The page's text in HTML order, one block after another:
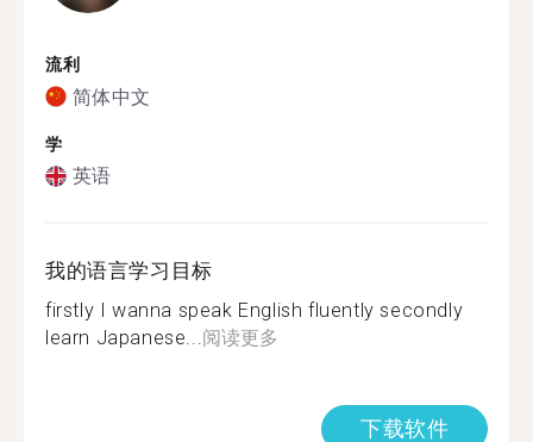
流利
简体中文
学
英语
我的语言学习目标
firstly I wanna speak English fluently secondly
learn Japanese...阅读更多
下载软件